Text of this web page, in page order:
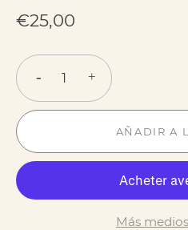
€25,00
- +
AÑADIR A
Más